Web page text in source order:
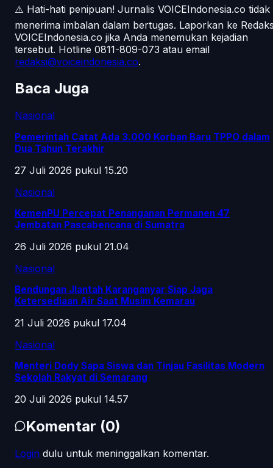
⚠️ Hati-hati penipuan! Jurnalis VOICEIndonesia.co tidak
menerima imbalan dalam bertugas. Laporkan ke
VOICEIndonesia.co jika Anda menemukan kejadian
tersebut. Hotline 0811-809-073 atau email
redaksi@voiceindonesia.co.
Baca Juga
Nasional
Pemerintah Catat Ada 3.000 Korban Baru TPPO dalam
Dua Tahun Terakhir
27 Juli 2026 pukul 15.20
Nasional
KemenPU Percepat Penanganan Permanen 47
Jembatan Pascabencana di Sumatra
26 Juli 2026 pukul 21.04
Nasional
Bendungan Jlantah Karanganyar Siap Jaga
Ketersediaan Air Saat Musim Kemarau
21 Juli 2026 pukul 17.04
Nasional
Menteri Dody Sapa Siswa dan Tinjau Fasilitas Modern
Sekolah Rakyat di Semarang
20 Juli 2026 pukul 14.57
Komentar (0)
Login dulu untuk meninggalkan komentar.